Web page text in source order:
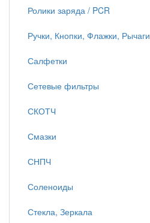
Ролики заряда / PCR
Ручки, Кнопки, Флажки, Рычаги
Салфетки
Сетевые фильтры
СКОТЧ
Смазки
СНПЧ
Соленоиды
Стекла, Зеркала